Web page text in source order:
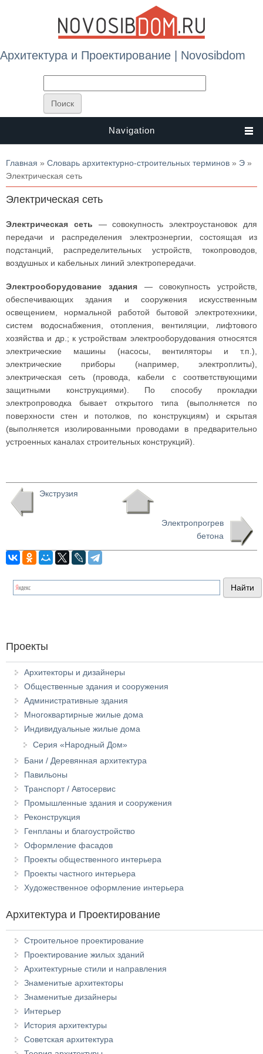
Архитектура и Проектирование | Novosibdom
Navigation
Вы здесь
Главная » Словарь архитектурно-строительных терминов » Э »
Электрическая сеть
Электрическая сеть
Электрическая сеть — совокупность электроустановок для
передачи и распределения электроэнергии, состоящая из
подстанций, распределительных устройств, токопроводов,
воздушных и кабельных линий электропередачи.
Электрооборудование здания— совокупность устройств,
обеспечивающих здания и сооружения искусственным
освещением, нормальной работой бытовой электротехники,
систем водоснабжения, отопления, вентиляции, лифтового
хозяйства и др.; к устройствам электрооборудования относятся
электрические машины (насосы, вентиляторы и т.п.),
электрические приборы (например, электроплиты),
электрическая сеть (провода, кабели с соответствующими
защитными конструкциями). По способу прокладки
электропроводка бывает открытого типа (выполняется по
поверхности стен и потолков, по конструкциям) и скрытая
(выполняется изолированными проводами в предварительно
устроенных каналах строительных конструкций).
Экструзия
Электропрогрев
бетона
Проекты
Архитекторы и дизайнеры
Общественные здания и сооружения
Административные здания
Многоквартирные жилые дома
Индивидуальные жилые дома
Серия «Народный Дом»
Бани / Деревянная архитектура
Павильоны
Транспорт / Автосервис
Промышленные здания и сооружения
Реконструкция
Генпланы и благоустройство
Оформление фасадов
Проекты общественного интерьера
Проекты частного интерьера
Художественное оформление интерьера
Архитектура и Проектирование
Строительное проектирование
Проектирование жилых зданий
Архитектурные стили и направления
Знаменитые архитекторы
Знаменитые дизайнеры
Интерьер
История архитектуры
Советская архитектура